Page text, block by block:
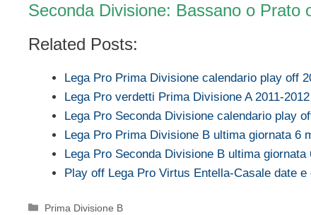
Seconda Divisione: Bassano o Prato
Related Posts:
Lega Pro Prima Divisione calendario play off
Lega Pro verdetti Prima Divisione A 2011-2012
Lega Pro Seconda Divisione calendario play
Lega Pro Prima Divisione B ultima giornata 6
Lega Pro Seconda Divisione B ultima giornata
Play off Lega Pro Virtus Entella-Casale date e
Categorie
Prima Divisione B